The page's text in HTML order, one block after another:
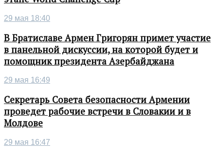
29 мая 18:40
В Братиславе Армен Григорян примет участие
в панельной дискуссии, на которой будет и
помощник президента Азербайджана
29 мая 16:49
Секретарь Совета безопасности Армении
проведет рабочие встречи в Словакии и в
Молдове
29 мая 16:47